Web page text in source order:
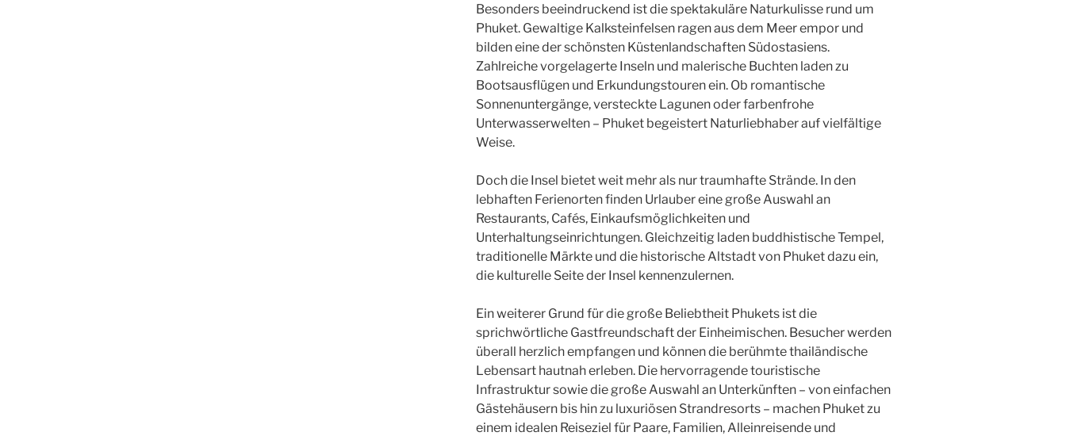
Besonders beeindruckend ist die spektakuläre Naturkulisse rund um
Phuket. Gewaltige Kalksteinfelsen ragen aus dem Meer empor und
bilden eine der schönsten Küstenlandschaften Südostasiens.
Zahlreiche vorgelagerte Inseln und malerische Buchten laden zu
Bootsausflügen und Erkundungstouren ein. Ob romantische
Sonnenuntergänge, versteckte Lagunen oder farbenfrohe
Unterwasserwelten – Phuket begeistert Naturliebhaber auf vielfältige
Weise.
Doch die Insel bietet weit mehr als nur traumhafte Strände. In den
lebhaften Ferienorten finden Urlauber eine große Auswahl an
Restaurants, Cafés, Einkaufsmöglichkeiten und
Unterhaltungseinrichtungen. Gleichzeitig laden buddhistische Tempel,
traditionelle Märkte und die historische Altstadt von Phuket dazu ein,
die kulturelle Seite der Insel kennenzulernen.
Ein weiterer Grund für die große Beliebtheit Phukets ist die
sprichwörtliche Gastfreundschaft der Einheimischen. Besucher werden
überall herzlich empfangen und können die berühmte thailändische
Lebensart hautnah erleben. Die hervorragende touristische
Infrastruktur sowie die große Auswahl an Unterkünften – von einfachen
Gästehäusern bis hin zu luxuriösen Strandresorts – machen Phuket zu
einem idealen Reiseziel für Paare, Familien, Alleinreisende und